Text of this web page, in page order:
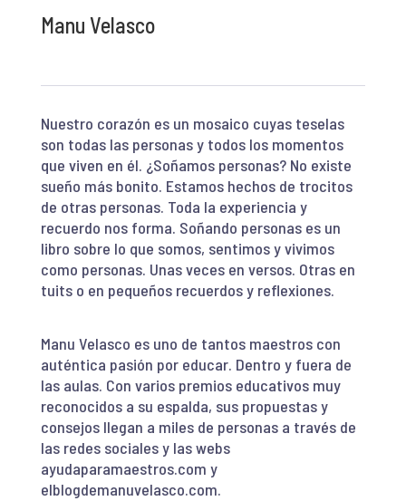
Manu Velasco
Nuestro corazón es un mosaico cuyas teselas
son todas las personas y todos los momentos
que viven en él. ¿Soñamos personas? No existe
sueño más bonito. Estamos hechos de trocitos
de otras personas. Toda la experiencia y
recuerdo nos forma. Soñando personas es un
libro sobre lo que somos, sentimos y vivimos
como personas. Unas veces en versos. Otras en
tuits o en pequeños recuerdos y reflexiones.
Manu Velasco es uno de tantos maestros con
auténtica pasión por educar. Dentro y fuera de
las aulas. Con varios premios educativos muy
reconocidos a su espalda, sus propuestas y
consejos llegan a miles de personas a través de
las redes sociales y las webs
ayudaparamaestros.com y
elblogdemanuvelasco.com.